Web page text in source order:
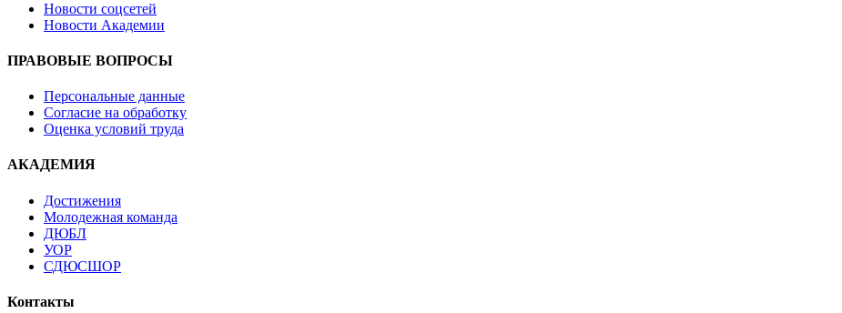
Новости соцсетей
Новости Академии
ПРАВОВЫЕ ВОПРОСЫ
Персональные данные
Согласие на обработку
Оценка условий труда
АКАДЕМИЯ
Достижения
Молодежная команда
ДЮБЛ
УОР
СДЮСШОР
Контакты